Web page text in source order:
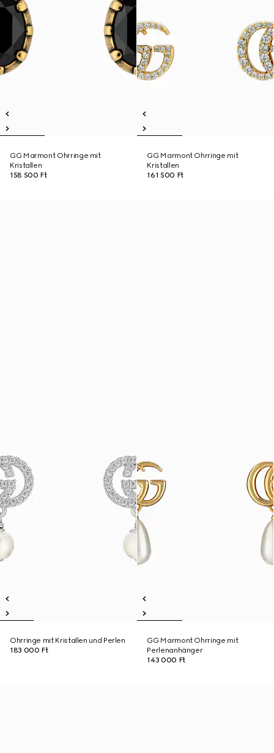
GG Marmont Ohrringe mit
Kristallen
158 500 Ft
GG Marmont Ohrringe mit
Kristallen
161 500 Ft
Ohrringe mit Kristallen und Perlen
183 000 Ft
GG Marmont Ohrringe mit
Perlenanhänger
143 000 Ft